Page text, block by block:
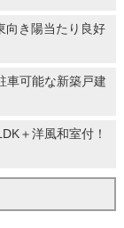
向き陽当たり良好
車可能な新築戸建
＋洋風和室付！